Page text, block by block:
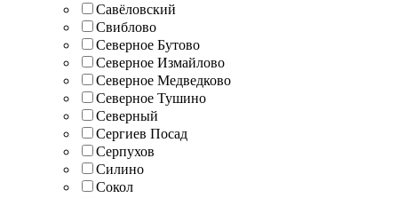
Савёловский
Свиблово
Северное Бутово
Северное Измайлово
Северное Медведково
Северное Тушино
Северный
Сергиев Посад
Серпухов
Силино
Сокол